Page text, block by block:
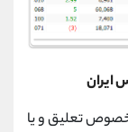
ایران
خصوص تعلیق و یا